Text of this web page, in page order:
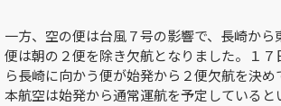
一方、空の便は台風７号の影響で、長崎から
便は朝の２便を除き欠航となりました。１
ら長崎に向かう便が始発から２便欠航を決め
本航空は始発から通常運航を予定していると